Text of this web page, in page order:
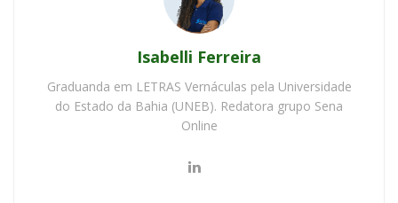
Isabelli Ferreira
Graduanda em LETRAS Vernáculas pela Universidade
do Estado da Bahia (UNEB). Redatora grupo Sena
Online